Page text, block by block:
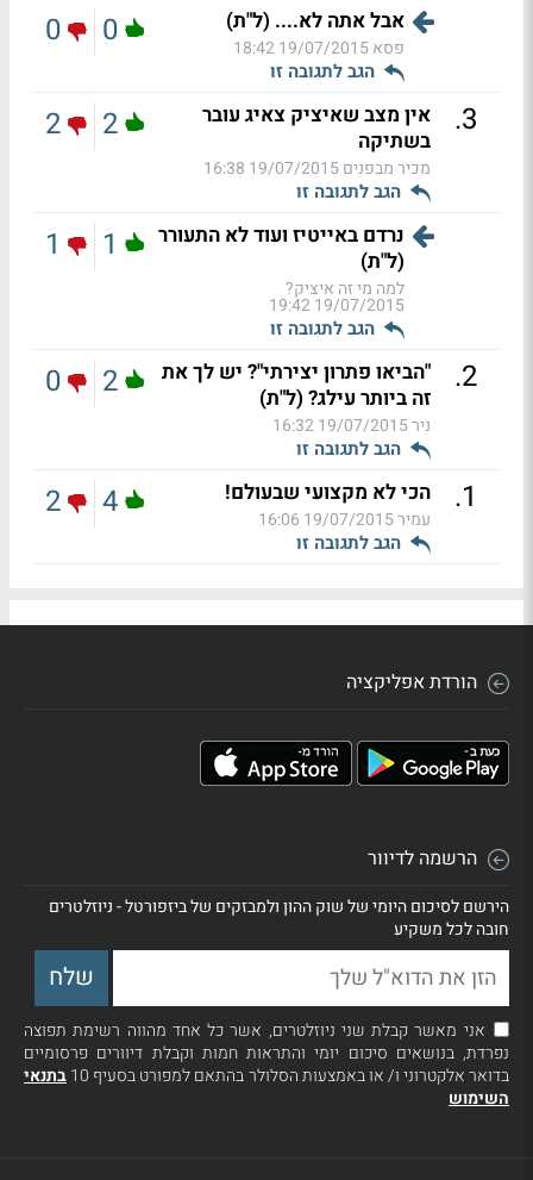
אבל אתה לא.... (ל"ת)
פסא19/07/2015 18:42
הגב לתגובה זו
0
0
3
.
אין מצב שאיציק צאיג עובר
בשתיקה
מכיר מבפנים19/07/2015 16:38
הגב לתגובה זו
2
2
נרדם באייטיז ועוד לא התעורר
(ל"ת)
למה מי זה איציק?
19/07/2015 19:42
הגב לתגובה זו
1
1
2
.
"הביאו פתרון יצירתי"? יש לך את
זה ביותר עילג? (ל"ת)
ניר19/07/2015 16:32
הגב לתגובה זו
2
0
1
. הכי לא מקצועי שבעולם!
עמיר19/07/2015 16:06
הגב לתגובה זו
4
2
הורדת אפליקציה
הרשמה לדיוור
הירשם לסיכום היומי של שוק ההון ולמבזקים של ביזפורטל - ניוזלטרים
חובה לכל משקיע
אני מאשר קבלת שני ניוזלטרים, אשר כל אחד מהווה רשימת תפוצה
נפרדת, בנושאים סיכום יומי והתראות חמות וקבלת דיוורים פרסומיים
בדואר אלקטרוני ו/ או באמצעות הסלולר בהתאם למפורט בסעיף 10
בתנאי
השימוש